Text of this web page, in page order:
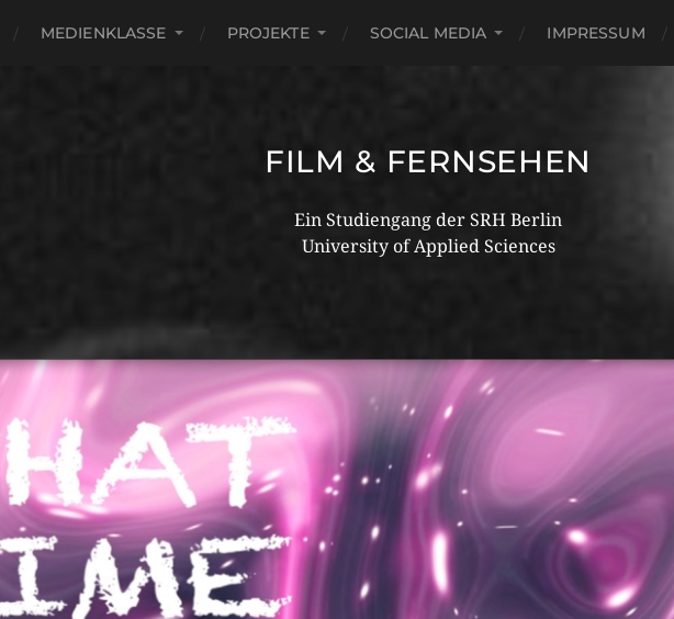
MEDIENKLASSE PROJEKTE SOCIAL MEDIA IMPRESSUM
FILM & FERNSEHEN
Ein Studiengang der SRH Berlin
University of Applied Sciences